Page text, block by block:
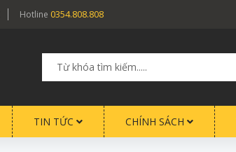
Hotline 0354.808.808
TIN TỨC CHÍNH SÁCH